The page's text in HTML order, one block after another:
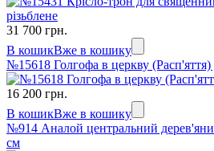
31 700 грн.
В кошикВже в кошику
№15618 Голгофа в церкву (Расп'яття)
16 200 грн.
В кошикВже в кошику
№914 Аналой центральний
см